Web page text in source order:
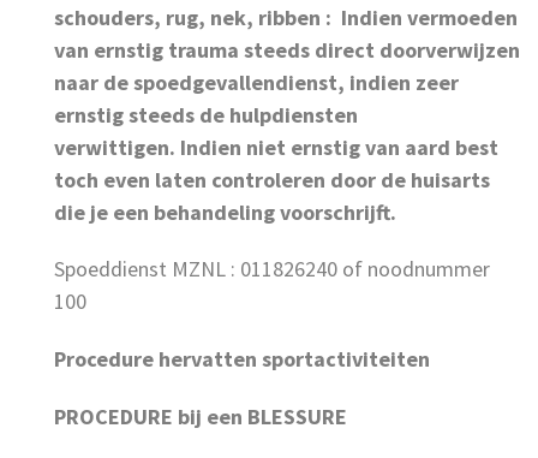
schouders, rug, nek, ribben : Indien vermoeden
van ernstig trauma steeds direct doorverwijzen
naar de spoedgevallendienst, indien zeer
ernstig steeds de hulpdiensten
verwittigen. Indien niet ernstig van aard best
toch even laten controleren door de huisarts
die je een behandeling voorschrijft.
Spoeddienst MZNL : 011826240 of noodnummer
100
Procedure hervatten sportactiviteiten
PROCEDURE bij een BLESSURE